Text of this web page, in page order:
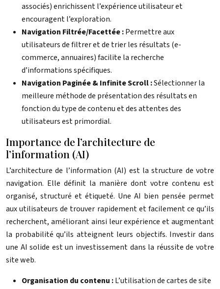
associés) enrichissent l’expérience utilisateur et
encouragent l’exploration.
Navigation Filtrée/Facettée :Permettre aux
utilisateurs de filtrer et de trier les résultats (e-
commerce, annuaires) facilite la recherche
d’informations spécifiques.
Navigation Paginée & Infinite Scroll :Sélectionner la
meilleure méthode de présentation des résultats en
fonction du type de contenu et des attentes des
utilisateurs est primordial.
Importance de l’architecture de
l’information (AI)
L’architecture de l’information (AI) est la structure de votre
navigation. Elle définit la manière dont votre contenu est
organisé, structuré et étiqueté. Une AI bien pensée permet
aux utilisateurs de trouver rapidement et facilement ce qu’ils
recherchent, améliorant ainsi leur expérience et augmentant
la probabilité qu’ils atteignent leurs objectifs. Investir dans
une AI solide est un investissement dans la réussite de votre
site web.
Organisation du contenu :L’utilisation de cartes de site